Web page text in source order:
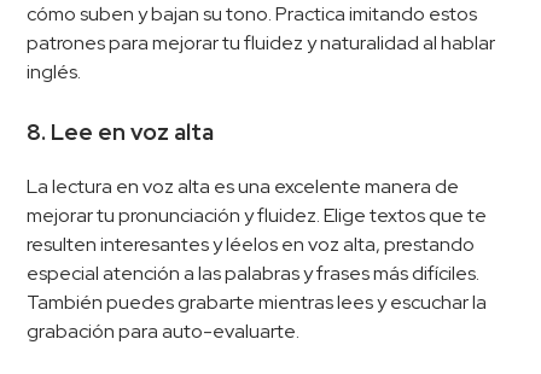
cómo suben y bajan su tono. Practica imitando estos
patrones para mejorar tu fluidez y naturalidad al hablar
inglés.
8. Lee en voz alta
La lectura en voz alta es una excelente manera de
mejorar tu pronunciación y fluidez. Elige textos que te
resulten interesantes y léelos en voz alta, prestando
especial atención a las palabras y frases más difíciles.
También puedes grabarte mientras lees y escuchar la
grabación para auto-evaluarte.